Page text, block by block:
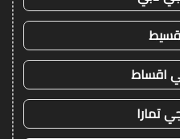
اقساط
تمارا